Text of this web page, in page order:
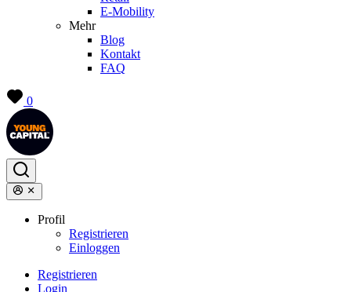
E-Mobility
Mehr
Blog
Kontakt
FAQ
0
Profil
Registrieren
Einloggen
Registrieren
Login